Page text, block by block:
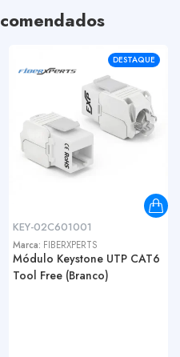
DESTAQUE
KEY-02C601001
Marca: FIBERXPERTS
Módulo Keystone UTP CAT6
Tool Free (Branco)